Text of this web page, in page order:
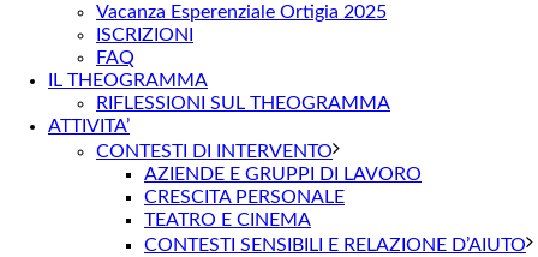
Vacanza Esperenziale Ortigia 2025
ISCRIZIONI
FAQ
IL THEOGRAMMA
RIFLESSIONI SUL THEOGRAMMA
ATTIVITA’
CONTESTI DI INTERVENTO
AZIENDE E GRUPPI DI LAVORO
CRESCITA PERSONALE
TEATRO E CINEMA
CONTESTI SENSIBILI E RELAZIONE D’AIUTO